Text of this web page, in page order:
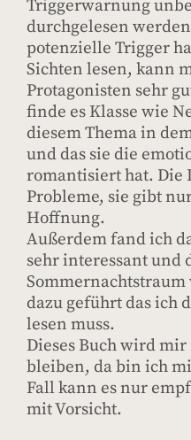
Triggerwarnung
durchgelesen
potenzielle Trigger
Sichten lesen, kann
Protagonisten sehr
finde es Klasse wie
diesem Thema in
und das sie die
romantisiert hat. Die
Probleme, sie gibt
Hoffnung.
Außerdem fand ich
sehr interessant und
Sommernachtstraum
dazu geführt das ich
lesen muss.
Dieses Buch wird
bleiben, da bin ich
Fall kann es nur
mit Vorsicht.